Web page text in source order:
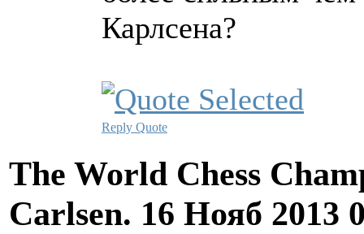
Карлсена?
Reply Quote
The World Chess
Carlsen. 16 Нояб 2013